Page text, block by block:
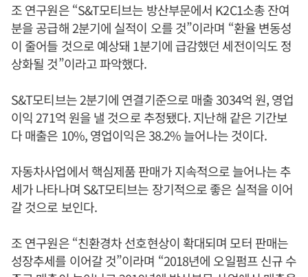
조 연구원은 “S&T모티브는 방산부문에서 K2C1소총 잔여
분을 공급해 2분기에 실적이 오를 것”이라며 “환율 변동성
이 줄어들 것으로 예상돼 1분기에 급감했던 세전이익도 정
상화될 것”이라고 파악했다.
S&T모티브는 2분기에 연결기준으로 매출 3034억 원, 영업
이익 271억 원을 낼 것으로 추정됐다. 지난해 같은 기간보
다 매출은 10%, 영업이익은 38.2% 늘어나는 것이다.
자동차사업에서 핵심제품 판매가 지속적으로 늘어나는 추
세가 나타나며 S&T모티브는 장기적으로 좋은 실적을 이어
갈 것으로 보인다.
조 연구원은 “친환경차 선호현상이 확대되며 모터 판매는
성장추세를 이어갈 것”이라며 “2018년에 오일펌프 신규 수